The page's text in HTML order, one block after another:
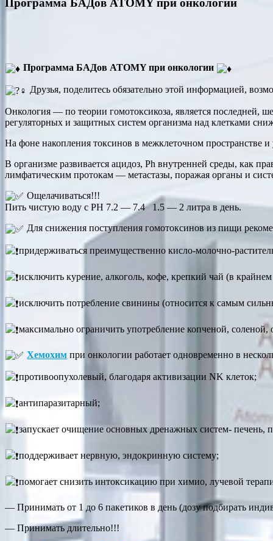
Программа БАДов ATOMY при онкологии
Программа БАДов ATOMY при онкологии
Друзья, поделитесь обязательно этой информацией,
Онкология — по теории гомотоксикоза, является последней,
регуляторных и защитных систем организма над клетками
На фоне накопления токсинов в межклеточном пространстве
В организме развивается ацидоз, Рh внутренней среды, как
лимфатическим протокам — метастазы, поражая органы и
Ощелачиваться!!!
Пить чистую воду с PH 7.2 — 7.4 1.5 — 2 литра в день.
Для снижения поступления гомотоксинов из пищи
придерживаться преимущественно кисло-молочно-
исключить курение, алкоголь, кофе, крепкий чай (в
исключить потребление свинины (относится к самым
максимально ограничить употребление копченой,
Хемохим при онкологии работает одновременно в
противоопухолевый, благодаря активизации NK клеток;
антипаразитарный;
запускает очищение основных дренажных систем-
поддерживает нервную, эндокринную систему;
помогает снизить интоксикацию при химио, лучевой
— Принимать от 1 до 6 пакетиков в день (дозу подбирать
— Принимать длительно!!!